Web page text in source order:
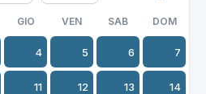
GIO VEN SAB DOM
4 5 6 7
11 12 13 14